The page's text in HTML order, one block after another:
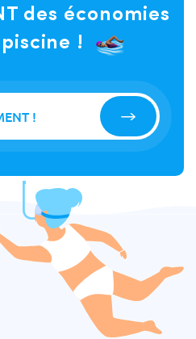
des économies
!
!